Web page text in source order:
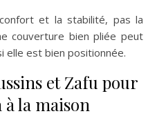
et la stabilité, pas la
couverture bien pliée peut
elle est bien positionnée.
et Zafu pour
à la maison